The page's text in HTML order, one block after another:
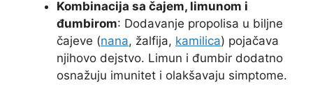
Kombinacija sa čajem, limunom i
đumbirom: Dodavanje propolisa u biljne
čajeve (nana, žalfija, kamilica) pojačava
njihovo dejstvo. Limun i đumbir dodatno
osnažuju imunitet i olakšavaju simptome.